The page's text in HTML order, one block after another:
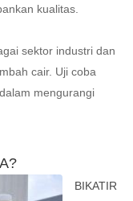
kualitas.
sektor industri dan
cair. Uji coba
mengurangi
BIKATIR